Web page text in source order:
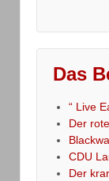
Das
“ Live
Der
CDU
Der